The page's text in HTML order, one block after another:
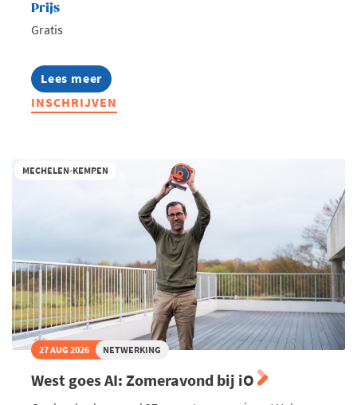
Prijs
Gratis
Lees meer
about
Ondernemend
Turnhout
bij
INSCHRIJVEN
MECHELEN-KEMPEN
27 AUG 2026 NETWERKING
West goes AI: Zomeravond bij iO